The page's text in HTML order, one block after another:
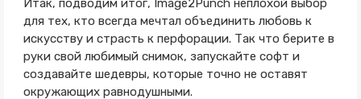
Итак, подводим итог, Image2Punch неплохой выбор
для тех, кто всегда мечтал объединить любовь к
искусству и страсть к перфорации. Так что берите в
руки свой любимый снимок, запускайте софт и
создавайте шедевры, которые точно не оставят
окружающих равнодушными.